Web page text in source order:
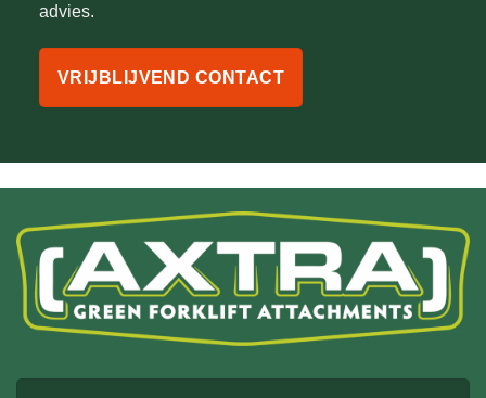
advies.
VRIJBLIJVEND CONTACT